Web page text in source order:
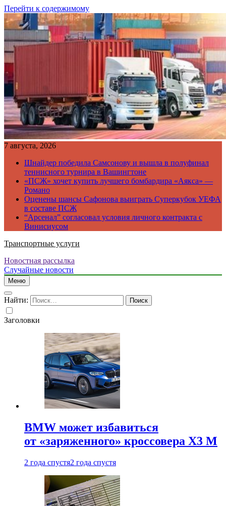
Перейти к содержимому
7 августа, 2026
Шнайдер победила Самсонову и вышла в полуфинал
теннисного турнира в Вашингтоне
«ПСЖ» хочет купить лучшего бомбардира «Аякса» —
Романо
Оценены шансы Сафонова выиграть Суперкубок УЕФА
в составе ПСЖ
“Арсенал” согласовал условия личного контракта с
Винисиусом
Транспортные услуги
Новостная рассылка
Случайные новости
Меню
Найти:
Заголовки
BMW может избавиться
от «заряженного» кроссовера X3 M
2 года спустя2 года спустя